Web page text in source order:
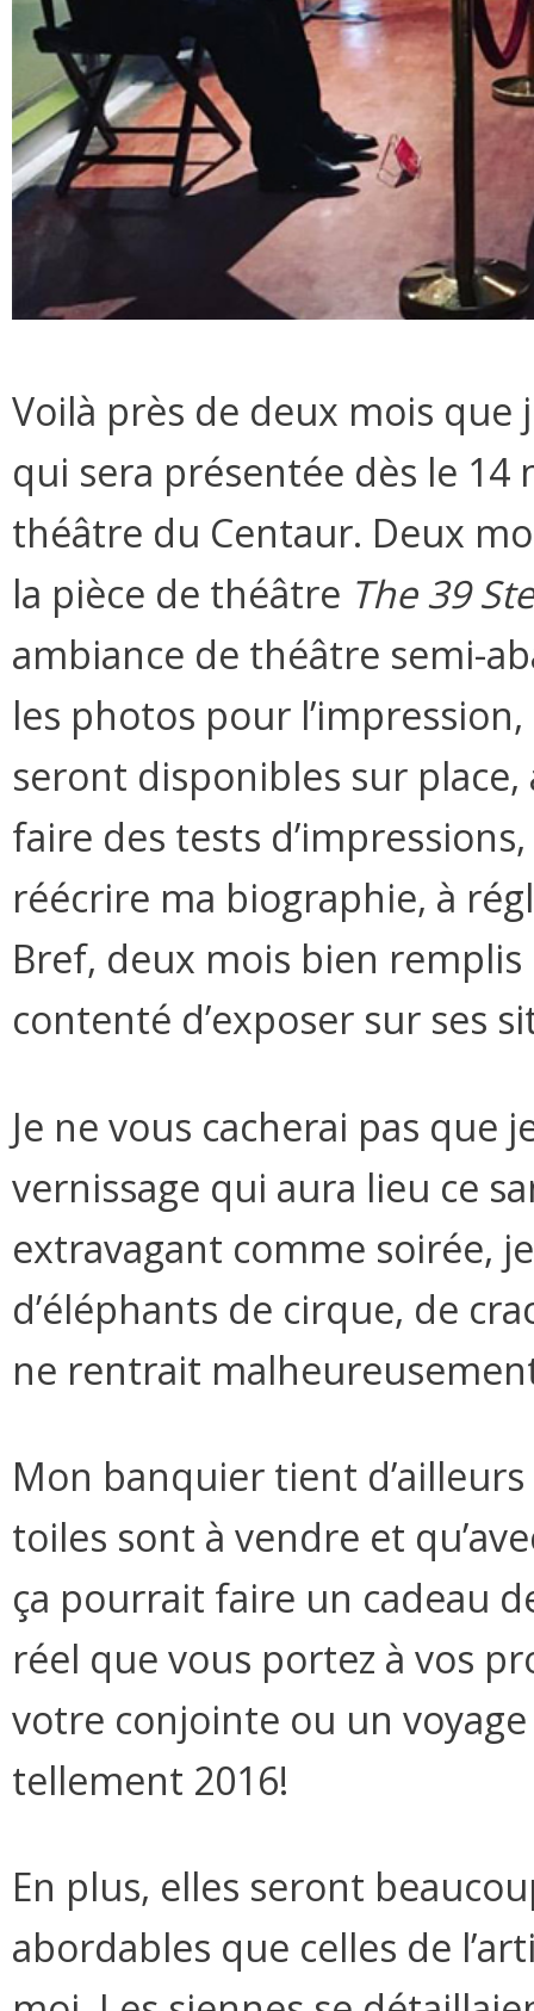
Voilà près de deux mois que
qui sera présentée dès le 14
théâtre du Centaur. Deux
la pièce de théâtre The 39
ambiance de théâtre semi-
les photos pour
seront disponibles sur
faire des tests
réécrire ma biographie, à
Bref, deux mois bien
contenté d’exposer sur ses
Je ne vous cacherai pas que
vernissage qui aura lieu ce
extravagant comme soirée,
d’éléphants de cirque, de
ne rentrait
Mon banquier tient
toiles sont à vendre et
ça pourrait faire un cadeau
réel que vous portez à vos
votre conjointe ou un
tellement 2016!
En plus, elles seront
abordables que celles de